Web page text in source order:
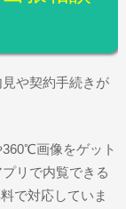
や契約手続きが
画像をゲット
リで内覧できる
で対応していま